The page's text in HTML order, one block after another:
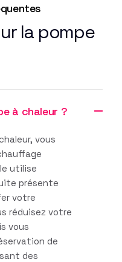
la pompe
à chaleur ?
vous
utilise
présente
votre
réduisez votre
vous
de
des